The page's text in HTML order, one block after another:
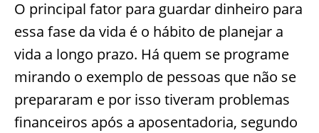
O principal fator para guardar dinheiro para
essa fase da vida é o hábito de planejar a
vida a longo prazo. Há quem se programe
mirando o exemplo de pessoas que não se
prepararam e por isso tiveram problemas
financeiros após a aposentadoria, segundo